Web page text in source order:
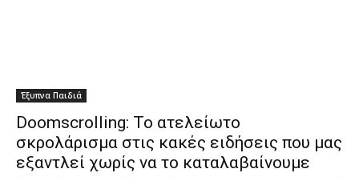
Έξυπνα Παιδιά
Doomscrolling: Το ατελείωτο
σκρολάρισμα στις κακές ειδήσεις που μας
εξαντλεί χωρίς να το καταλαβαίνουμε